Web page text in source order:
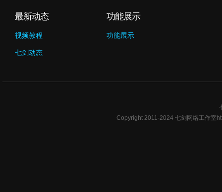
最新动态
视频教程
七剑动态
功能展示
功能展示
Copyright 2011-2024 七剑网络工作室